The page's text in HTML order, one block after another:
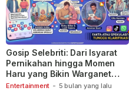
Entertainment - 5 bulan yang lalu
Gosip Selebriti: Dari Isyarat
Pernikahan hingga Momen
Haru yang Bikin Warganet
Berspekulasi